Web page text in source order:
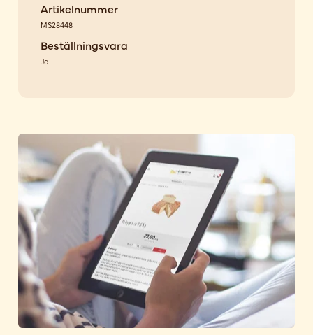
Artikelnummer
MS28448
Beställningsvara
Ja